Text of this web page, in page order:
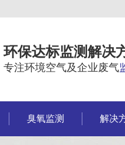
环保达标监测解决
专注环境空气及企业废气
臭氧监测 解决